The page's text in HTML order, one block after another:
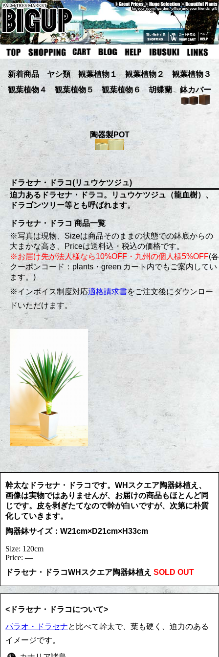
新着商品 ヤシ類 観葉植物１ 観葉植物２
観葉植物３
観葉植物４
観葉植物５ 観葉植物６ 胡蝶蘭 鉢カバー
陶器製POT
ドラセナ・ドラコ(リュウケツジュ)
迫力あるドラセナ・ドラコ。リュウケツジュ（龍血樹）、
ドラゴンツリー等とも呼ばれます。
ドラセナ・ドラコ 商品一覧
※写真は現物、Sizeは商品そのままの状態での鉢底からの
大まかな高さ、Priceは送料込・税込の価格です。
※お届け先が法人様なら10%OFF・九州の個人様5%OFF(各
クーポンコード：plants・green カート内でもご案内してい
ます。)
※インボイス制度対応適格請求書をご注文後にダウンロー
ドいただけます。
幹太なドラセナ・ドラコです。WHスクエア陶器鉢植え、
画像は実物ではありませんが、お届けの商品もほとんど同
じです。皮を剥ぎたてなので幹が白いですが、次第に朴質
化していきます。
陶器鉢サイズ：W21cm×D21cm×H33cm
Size: 120cm
Price: ―
ドラセナ・ドラコWHスクエア陶器鉢植え SOLD OUT
<ドラセナ・ドラコについて>
パラオ・ドラセナと比べて幹太で、葉も硬く、迫力のある
イメージです。